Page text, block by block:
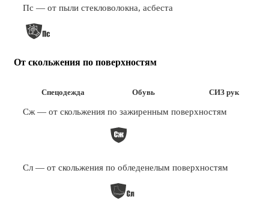
Пс — от пыли стекловолокна, асбеста
От скольжения по поверхностям
Спецодежда Обувь СИЗ рук
Сж — от скольжения по зажиренным поверхностям
Сл — от скольжения по обледенелым поверхностям